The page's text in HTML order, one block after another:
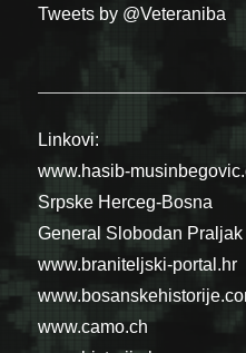
Tweets by @Veteraniba
Linkovi:
www.hasib-
Srpske Herceg-Bosna
General Slobodan Praljak
www.braniteljski-portal.hr
www.camo.ch